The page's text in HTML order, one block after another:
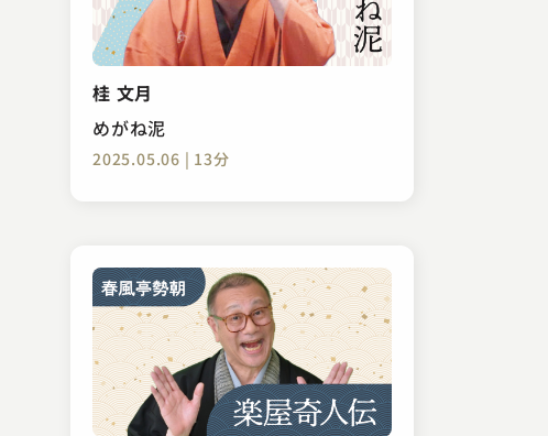
桂 文月
めがね泥
2025.05.06 | 13分